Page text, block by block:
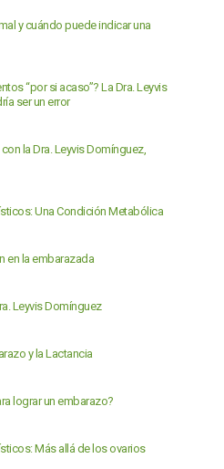
y cuándo puede indicar una
“por si acaso”? La Dra. Leyvis
ser un error
la Dra. Leyvis Domínguez,
Una Condición Metabólica
en la embarazada
Leyvis Domínguez
y la Lactancia
lograr un embarazo?
Más allá de los ovarios